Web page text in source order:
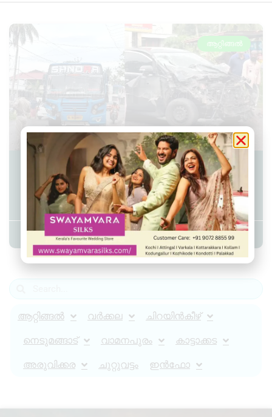
ആറ്റിങ്ങൽ
ആറ്റിങ്ങൽ വിളയിൽമൂലയിൽ ബസ്സും
കാറും കൂട്ടിയിടിച്ച് അപകടം
Admin YS June 23, 2024 11:08 am
ആറ്റിങ്ങൽ വർക്കല ചിറയിൻകീഴ്
നെടുമങ്ങാട് വാമനപുരം കാട്ടാക്കട
അരുവിക്കര ചുറ്റുവട്ടം ഇൻഫോ